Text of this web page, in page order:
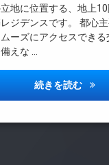
地に位置する、地上
ジデンスです。 都心
ーズにアクセスできる
えな …
続きを読む ウ
き場
ミ置き場
情報